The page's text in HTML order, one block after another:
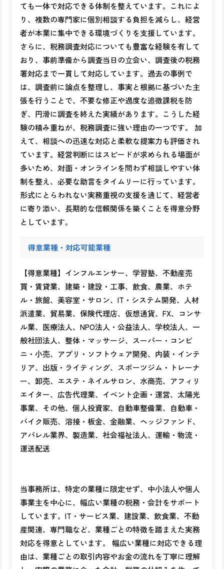
ても一体で対応できる体制を整えています。これによ
り、複数の専門家に個別相談する負担を減らし、経営
者が本業に集中できる環境づくりを支援しています。
さらに、税務調査対応についても豊富な経験を有して
おり、事前準備から調査当日の立会い、調査後の税務
署対応まで一貫して対応しています。過去の事例で
は、調査前に論点を整理し、事実と根拠に基づいた主
張を行うことで、不要な修正や過度な追徴課税を防
ぎ、円滑に調査を終えた実績があります。こうした経
験の積み重ねが、税務調査に強い理由の一つです。 加
えて、相談への迅速な対応と柔軟な提案力も評価され
ています。経営判断にはスピードが求められる場面が
多いため、対面・オンラインを問わず相談しやすい体
制を整え、必要な助言をタイムリーに行っています。
形式にとらわれない実務重視の支援を通じて、経営者
に寄り添い、長期的な信頼関係を築くことを得意分野
としています。
得意業種・対応可能業種
【得意業種】インフルエンサー、学習塾、不動産売
買・賃貸業、建築・建設・工事、飲食、農業、ホテ
ル・旅館、美容室・サロン、IT・システム開発、人材
派遣業、貿易業、保険代理店、仮想通貨、FX、コンサ
ル業、医療法人、NPO法人・公益法人、学校法人、一
般社団法人、整体・マッサージ、スーパー・コンビ
ニ・小売、アプリ・ソフトウェア開発、内装・インテ
リア、出版・ライティング、スポーツジム・トレーナ
ー、卸売、エステ・ネイルサロン、水商売、アフィリ
エイター、広告代理業、イベント企画・運営、太陽光
事業、その他、個人投資家、自動車整備業、自動車・
バイク販売、溶接・板金、金融業、ヘッジファンド、
アパレル業界、製造業、社会福祉法人、運輸・物流・
運送配送
当事務所は、特定の業種に限定せず、中小法人や個人
事業主を中心に、幅広い業種の税務・会計をサポート
しています。IT・サービス業、建設業、飲食業、不動
産関連、専門職など、業種ごとの特徴を踏まえた実務
対応を得意としています。 幅広い業種に対応できる理
由は、業種ごとの取引内容やお金の流れを丁寧に理解